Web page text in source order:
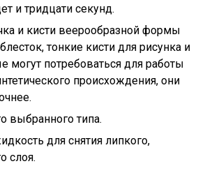
и тридцати секунд.
и кисти веерообразной формы
тонкие кисти для рисунка и
могут потребоваться для работы
происхождения, они
выбранного типа.
для снятия липкого,
слоя.